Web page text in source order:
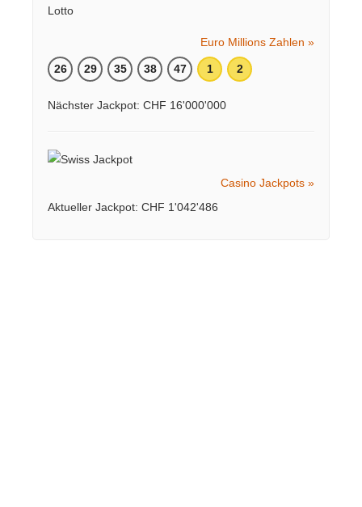
Euro Millions Zahlen »
26 29 35 38 47 1 2
Nächster Jackpot: CHF 16'000'000
Casino Jackpots »
Aktueller Jackpot: CHF 1'042'486